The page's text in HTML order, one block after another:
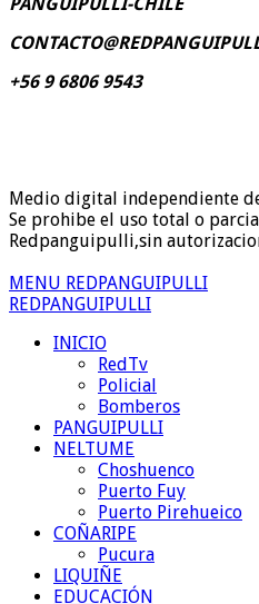
+56 9 6806 9543
Medio digital independiente
Se prohibe el uso total o
Redpanguipulli,sin
MENU REDPANGUIPULLI
REDPANGUIPULLI
INICIO
RedTv
Policial
Bomberos
PANGUIPULLI
NELTUME
Choshuenco
Puerto Fuy
Puerto Pirehueico
COÑARIPE
Pucura
LIQUIÑE
EDUCACIÓN